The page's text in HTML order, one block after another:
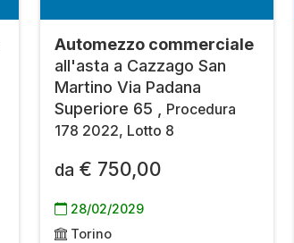
Automezzo commerciale
all'asta a Cazzago San
Martino Via Padana
Superiore 65 ,
Procedura
178 2022, Lotto 8
da € 750,00
28/02/2029
Torino